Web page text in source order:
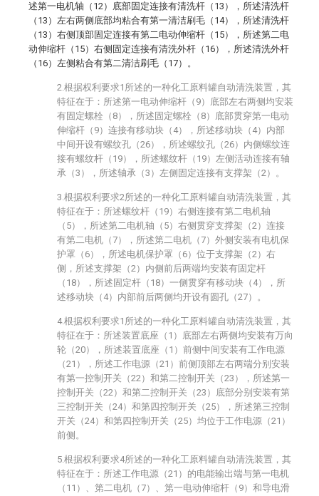
述第一电机轴（12）底部固定连接有清洗杆（13），所述清洗杆
（13）左右两侧底部均粘合有第一清洁刷毛（14），所述清洗杆
（13）右侧顶部固定连接有第二电动伸缩杆（15），所述第二电
动伸缩杆（15）右侧固定连接有清洗外杆（16），所述清洗外杆
（16）左侧粘合有第二清洁刷毛（17）。
2.根据权利要求1所述的一种化工原料罐自动清洗装置，其
特征在于：所述第一电动伸缩杆（9）底部左右两侧均安装
有固定螺栓（8），所述固定螺栓（8）底部贯穿第一电动
伸缩杆（9）连接有移动块（4），所述移动块（4）内部
中间开设有螺纹孔（26），所述螺纹孔（26）内侧螺纹连
接有螺纹杆（19），所述螺纹杆（19）左侧活动连接有轴
承（3），所述轴承（3）左侧固定连接有支撑架（2）。
3.根据权利要求2所述的一种化工原料罐自动清洗装置，其
特征在于：所述螺纹杆（19）右侧连接有第二电机轴
（5），所述第二电机轴（5）右侧贯穿支撑架（2）连接
有第二电机（7），所述第二电机（7）外侧安装有电机保
护罩（6），所述电机保护罩（6）位于支撑架（2）右
侧，所述支撑架（2）内侧前后两端均安装有固定杆
（18），所述固定杆（18）一侧贯穿有移动块（4），所
述移动块（4）内部前后两侧均开设有圆孔（27）。
4.根据权利要求1所述的一种化工原料罐自动清洗装置，其
特征在于：所述装置底座（1）底部左右两侧均安装有万向
轮（20），所述装置底座（1）前侧中间安装有工作电源
（21），所述工作电源（21）前侧顶部左右两端分别安装
有第一控制开关（22）和第二控制开关（23），所述第一
控制开关（22）和第二控制开关（23）底部分别安装有第
三控制开关（24）和第四控制开关（25），所述第三控制
开关（24）和第四控制开关（25）均位于工作电源（21）
前侧。
5.根据权利要求4所述的一种化工原料罐自动清洗装置，其
特征在于：所述工作电源（21）的电能输出端与第一电机
（11）、第二电机（7）、第一电动伸缩杆（9）和导电滑